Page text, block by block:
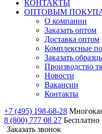
КОНТАКТЫ
ОПТОВЫМ
О компании
Заказать оптом
Доставка оптом
Комплексные
Заказать
Производство
Новости
Вакансии
Контакты
+7 (495) 198-68-28
8 (800) 777 08 27
Заказать звонок